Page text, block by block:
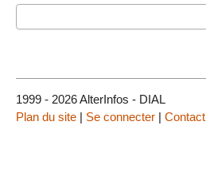
1999 - 2026 AlterInfos - DIAL
Plan du site | Se connecter | Contact